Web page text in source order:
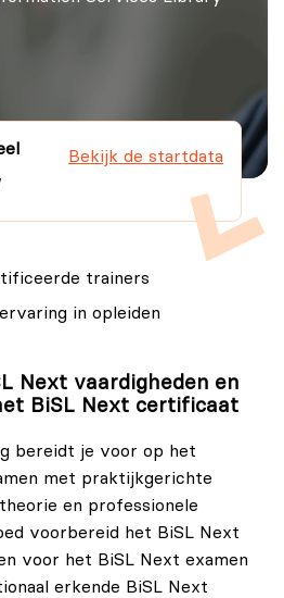
Bekijk de startdata
trainers
in opleiden
Next vaardigheden en
BiSL Next certificaat
bereidt je voor op het
met praktijkgerichte
en professionele
voorbereid het BiSL Next
voor het BiSL Next examen
erkende BiSL Next